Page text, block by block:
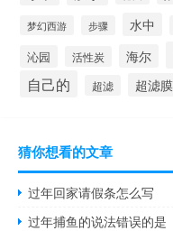
梦幻西游 步骤 水中
沁园 活性炭 海尔
自己的 超滤 超滤膜
猜你想看的文章
过年回家请假条怎么写
过年捕鱼的说法错误的是